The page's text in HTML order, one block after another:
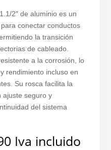
2″ de aluminio es un
conectar conductos
la transición
de cableado.
a la corrosión, lo
rendimiento incluso en
Su rosca facilita la
ajuste seguro y
del sistema
Iva incluido